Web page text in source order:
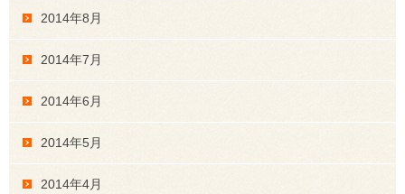
2014年8月
2014年7月
2014年6月
2014年5月
2014年4月